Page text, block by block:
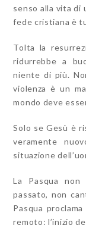
senso alla vita di
fede cristiana è
Tolta la
ridurrebbe a
niente di più.
violenza è un
mondo deve
Solo se Gesù è
veramente
situazione
La Pasqua
passato, non
Pasqua
remoto: l’inizio